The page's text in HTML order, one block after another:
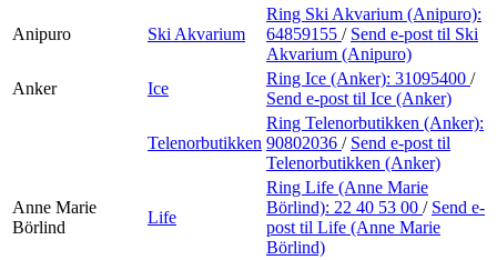
Anipuro Ski Akvarium
Ring Ski Akvarium (Anipuro):
64859155 / Send e-post til Ski
Akvarium (Anipuro)
Anker
Ice
Ring Ice (Anker): 31095400 /
Send e-post til Ice (Anker)
Telenorbutikken
Ring Telenorbutikken (Anker):
90802036 / Send e-post til
Telenorbutikken (Anker)
Anne Marie
Börlind
Life
Ring Life (Anne Marie
Börlind): 22 40 53 00 / Send e-
post til Life (Anne Marie
Börlind)